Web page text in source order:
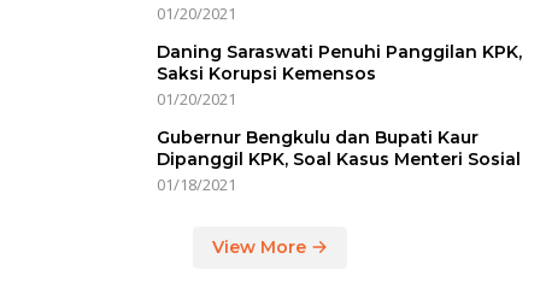
01/20/2021
Daning Saraswati Penuhi Panggilan KPK,
Saksi Korupsi Kemensos
01/20/2021
Gubernur Bengkulu dan Bupati Kaur
Dipanggil KPK, Soal Kasus Menteri Sosial
01/18/2021
View More